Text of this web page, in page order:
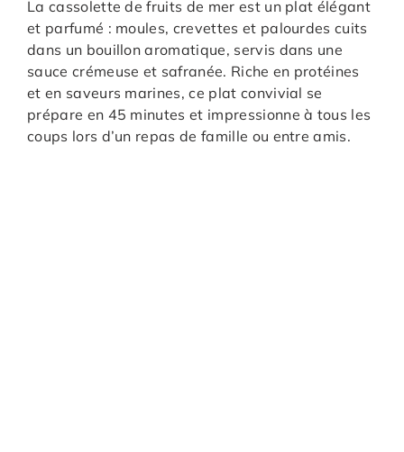
La cassolette de fruits de mer est un plat élégant
et parfumé : moules, crevettes et palourdes cuits
dans un bouillon aromatique, servis dans une
sauce crémeuse et safranée. Riche en protéines
et en saveurs marines, ce plat convivial se
prépare en 45 minutes et impressionne à tous les
coups lors d’un repas de famille ou entre amis.